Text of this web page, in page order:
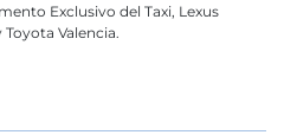
Exclusivo del Taxi, Lexus
Toyota Valencia.